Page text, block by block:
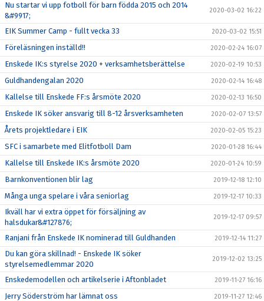
Nu startar vi upp fotboll för barn födda 2015 och 2014
&#9917;
2020-03-02 16:22
EIK Summer Camp - fullt vecka 33 2020-03-02 15:51
Föreläsningen inställd!! 2020-02-24 16:07
Enskede IK:s styrelse 2020 + verksamhetsberättelse 2020-02-19 10:53
Guldhandengalan 2020 2020-02-14 16:48
Kallelse till Enskede FF:s årsmöte 2020 2020-02-13 16:50
Enskede IK söker ansvarig till 8-12 årsverksamheten 2020-02-07 13:57
Årets projektledare i EIK 2020-02-05 15:23
SFC i samarbete med Elitfotboll Dam 2020-01-28 16:44
Kallelse till Enskede IK:s årsmöte 2020 2020-01-24 10:59
Barnkonventionen blir lag 2019-12-18 12:10
Många unga spelare i våra seniorlag 2019-12-17 10:33
Ikväll har vi extra öppet för försäljning av
halsdukar&#127876;
2019-12-17 09:57
Ranjani från Enskede IK nominerad till Guldhanden 2019-12-14 11:27
Du kan göra skillnad! - Enskede IK söker
styrelsemedlemmar 2020
2019-12-02 13:25
Enskedemodellen och artikelserie i Aftonbladet 2019-11-27 16:16
Jerry Söderström har lämnat oss 2019-11-27 12:46